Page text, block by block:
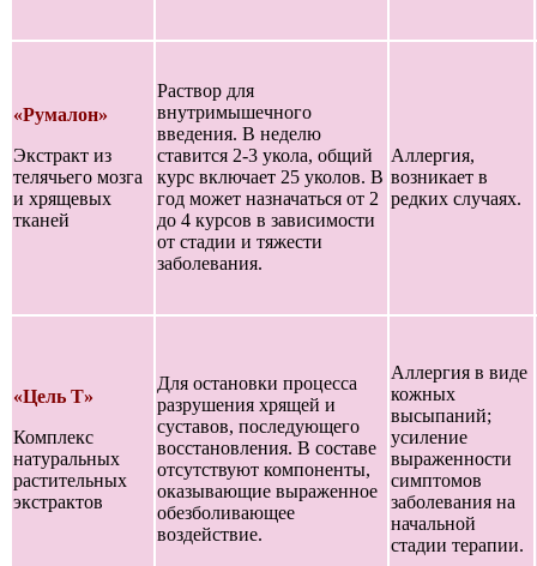
«Румалон»
Экстракт из
телячьего мозга
и хрящевых
тканей
Раствор для
внутримышечного
введения. В неделю
ставится 2-3 укола, общий
курс включает 25 уколов. В
год может назначаться от 2
до 4 курсов в зависимости
от стадии и тяжести
заболевания.
Аллергия,
возникает в
редких случаях.
«Цель Т»
Комплекс
натуральных
растительных
экстрактов
Для остановки процесса
разрушения хрящей и
суставов, последующего
восстановления. В составе
отсутствуют компоненты,
оказывающие выраженное
обезболивающее
воздействие.
Аллергия в виде
кожных
высыпаний;
усиление
выраженности
симптомов
заболевания на
начальной
стадии терапии.